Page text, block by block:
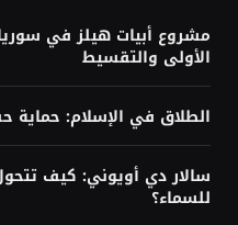
مشروع أبيات هيلز في
الأولى والتقسيط
الطلاق في الإسلام: حماية
سالار دي أويوني: كيف
للسماء؟